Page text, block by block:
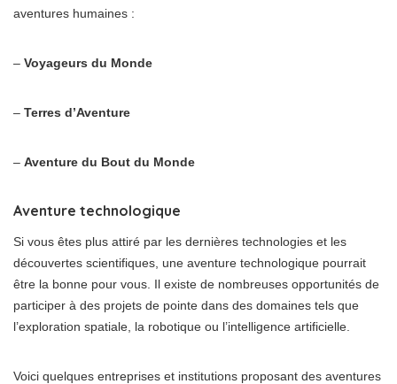
aventures humaines :
– Voyageurs du Monde
– Terres d’Aventure
– Aventure du Bout du Monde
Aventure technologique
Si vous êtes plus attiré par les dernières technologies et les
découvertes scientifiques, une aventure technologique pourrait
être la bonne pour vous. Il existe de nombreuses opportunités de
participer à des projets de pointe dans des domaines tels que
l’exploration spatiale, la robotique ou l’intelligence artificielle.
Voici quelques entreprises et institutions proposant des aventures